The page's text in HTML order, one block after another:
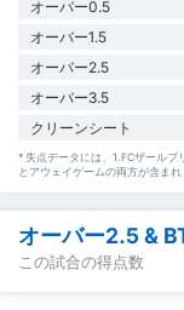
オーバー0.5
オーバー1.5
オーバー2.5
オーバー3.5
クリーンシート
* 失点データには、1.FCザール
とアウェイゲームの両方が含まれ
オーバー2.5 &
この試合の得点数